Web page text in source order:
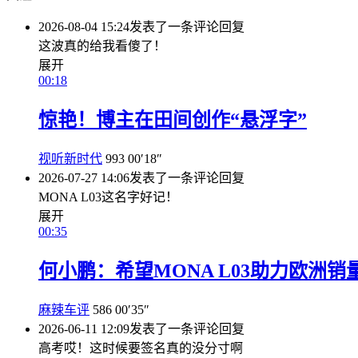
2026-08-04 15:24发表了一条评论回复
这波真的给我看傻了！
展开
00:18
惊艳！博主在田间创作“悬浮字”
视听新时代 993 00′18″
2026-07-27 14:06发表了一条评论回复
MONA L03这名字好记！
展开
00:35
何小鹏：希望MONA L03助力欧洲销
麻辣车评 586 00′35″
2026-06-11 12:09发表了一条评论回复
高考哎！这时候要签名真的没分寸啊